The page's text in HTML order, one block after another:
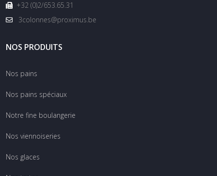
+32 (0)2/653.65.31
3colonnes@proximus.be
NOS PRODUITS
Nos pains
Nos pains spéciaux
Notre fine boulangerie
Nos viennoiseries
Nos glaces